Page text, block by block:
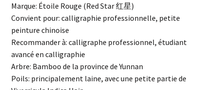
Marque: Étoile Rouge (Red Star 红星)
Convient pour: calligraphie professionnelle, petite
peinture chinoise
Recommander à: calligraphe professionnel, étudiant
avancé en calligraphie
Arbre: Bamboo de la province de Yunnan
Poils: principalement laine, avec une petite partie de